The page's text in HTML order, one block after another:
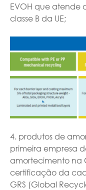
EVOH que
classe B da UE;
4. produtos de
primeira empresa
amortecimento na
certificação da
GRS (Global